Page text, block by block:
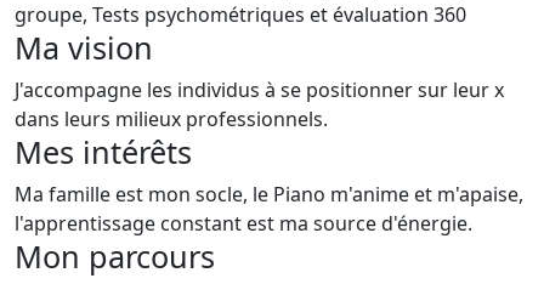
groupe, Tests psychométriques et évaluation 360
Ma vision
J'accompagne les individus à se positionner sur leur x
dans leurs milieux professionnels.
Mes intérêts
Ma famille est mon socle, le Piano m'anime et m'apaise,
l'apprentissage constant est ma source d'énergie.
Mon parcours